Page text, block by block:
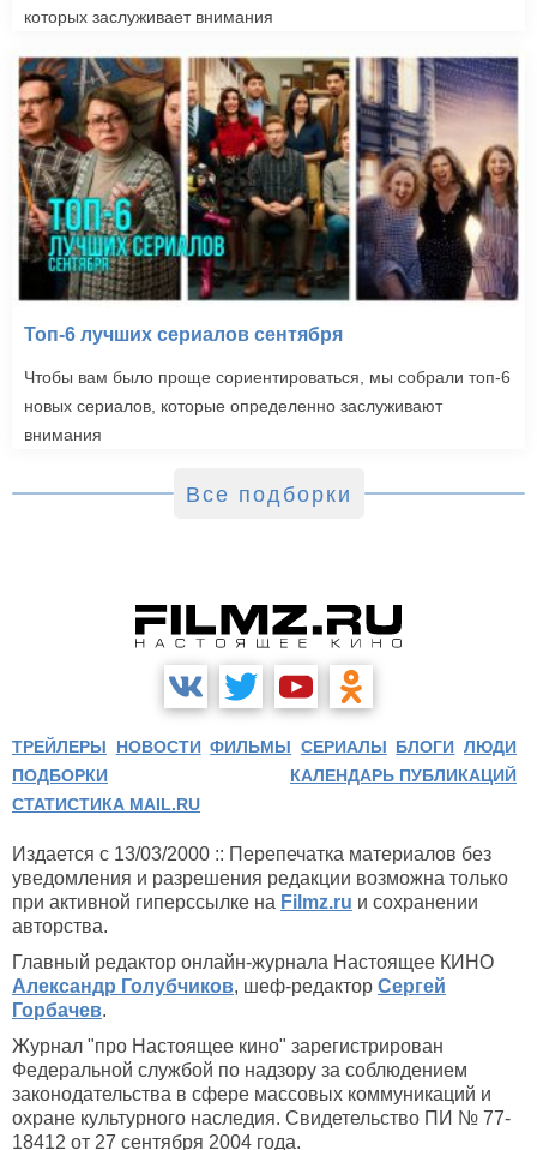
которых заслуживает внимания
Топ-6 лучших сериалов сентября
Чтобы вам было проще сориентироваться, мы собрали топ-6
новых сериалов, которые определенно заслуживают
внимания
Все подборки
ТРЕЙЛЕРЫ НОВОСТИ ФИЛЬМЫ СЕРИАЛЫ БЛОГИ ЛЮДИ
ПОДБОРКИ
КАЛЕНДАРЬ ПУБЛИКАЦИЙ
СТАТИСТИКА MAIL.RU
Издается с 13/03/2000 :: Перепечатка материалов без
уведомления и разрешения редакции возможна только
при активной гиперссылке на Filmz.ru и сохранении
авторства.
Главный редактор онлайн-журнала Настоящее КИНО
Александр Голубчиков, шеф-редактор Сергей
Горбачев.
Журнал "про Настоящее кино" зарегистрирован
Федеральной службой по надзору за соблюдением
законодательства в сфере массовых коммуникаций и
охране культурного наследия. Свидетельство ПИ № 77-
18412 от 27 сентября 2004 года.